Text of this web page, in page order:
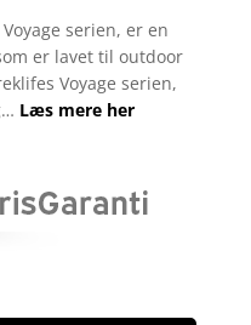
serien, er en
er lavet til outdoor
Voyage serien,
Læs mere her